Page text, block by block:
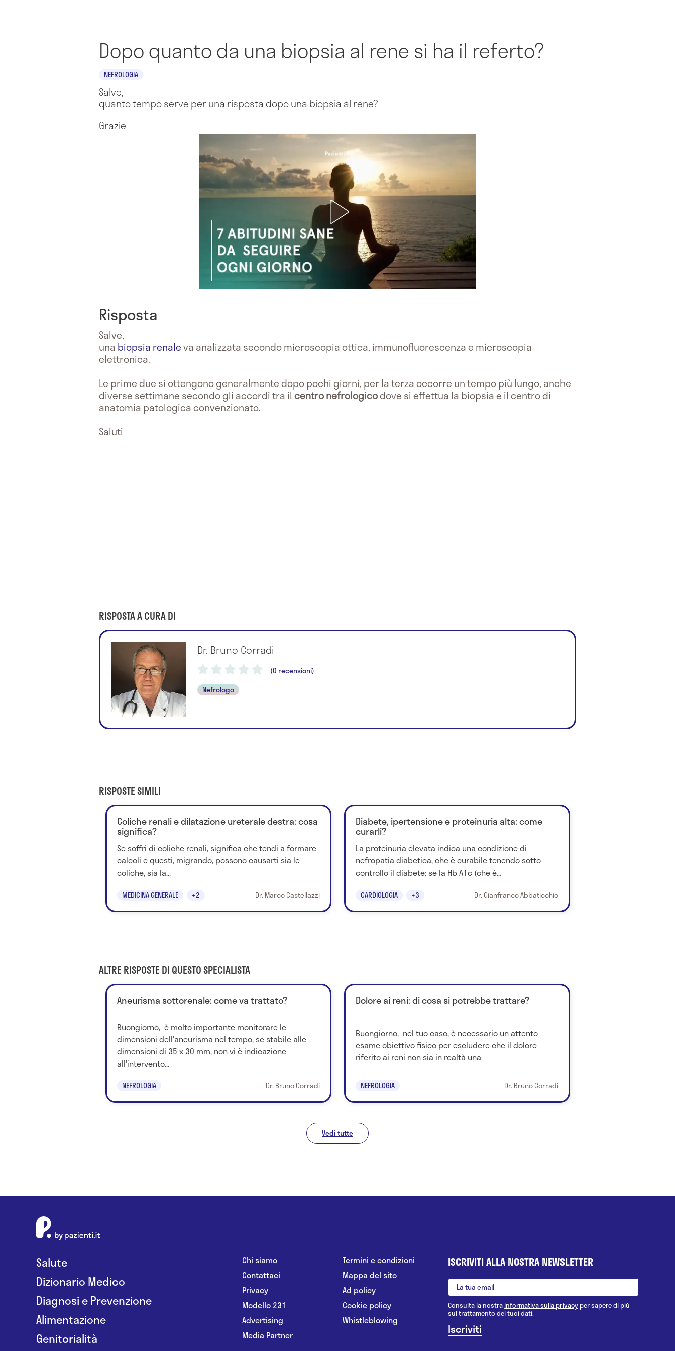
Dopo quanto da una biopsia al rene si ha il referto?
NEFROLOGIA
Salve,
quanto tempo serve per una risposta dopo una biopsia al rene?
Grazie
Risposta
Salve,
una biopsia renaleva analizzata secondo microscopia ottica, immunofluorescenza e microscopia
elettronica.
Le prime due si ottengono generalmente dopo pochi giorni, per la terza occorre un tempo più lungo, anche
diverse settimane secondo gli accordi tra il centro nefrologicodove si effettua la biopsia e il centro di
anatomia patologica convenzionato.
Saluti
RISPOSTA A CURA DI
Dr. Bruno Corradi
(0 recensioni)
Nefrologo
RISPOSTE SIMILI
Coliche renali e dilatazione ureterale destra: cosa
significa?
Se soffri di coliche renali, significa che tendi a formare
calcoli e questi, migrando, possono causarti sia le
coliche, sia la...
MEDICINA GENERALE +2 Dr. Marco Castellazzi
Diabete, ipertensione e proteinuria alta: come
curarli?
La proteinuria elevata indica una condizione di
nefropatia diabetica, che è curabile tenendo sotto
controllo il diabete: se la Hb A1c (che è...
CARDIOLOGIA +3 Dr. Gianfranco Abbaticchio
ALTRE RISPOSTE DI QUESTO SPECIALISTA
Aneurisma sottorenale: come va trattato?
Buongiorno, è molto importante monitorare le
dimensioni dell'aneurisma nel tempo, se stabile alle
dimensioni di 35 x 30 mm, non vi è indicazione
all'intervento...
NEFROLOGIA Dr. Bruno Corradi
Dolore ai reni: di cosa si potrebbe trattare?
Buongiorno, nel tuo caso, è necessario un attento
esame obiettivo fisico per escludere che il dolore
riferito ai reni non sia in realtà una
NEFROLOGIA Dr. Bruno Corradi
Vedi tutte
Salute
Dizionario Medico
Diagnosi e Prevenzione
Alimentazione
Genitorialità
Chi siamo
Contattaci
Privacy
Modello 231
Advertising
Media Partner
Termini e condizioni
Mappa del sito
Ad policy
Cookie policy
Whistleblowing
ISCRIVITI ALLA NOSTRA NEWSLETTER
Consulta la nostrainformativa sulla privacy per sapere di più
sul trattamento dei tuoi dati.